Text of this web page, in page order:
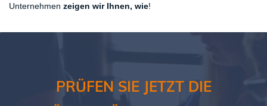
Unternehmen zeigen wir Ihnen, wie!
PRÜFEN SIE JETZT DIE